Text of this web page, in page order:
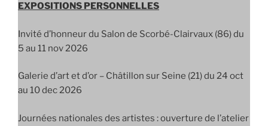
EXPOSITIONS PERSONNELLES
Invité d’honneur du Salon de Scorbé-Clairvaux (86) du
5 au 11 nov 2026
Galerie d’art et d’or – Châtillon sur Seine (21) du 24 oct
au 10 dec 2026
Journées nationales des artistes : ouverture de l’atelier